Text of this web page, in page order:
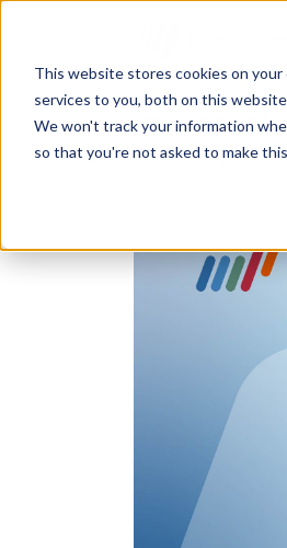
This website stores cookies on
services to you, both on this
We won't track your information
so that you're not asked to make
¿CUÁNDO Y
2 min de lectura